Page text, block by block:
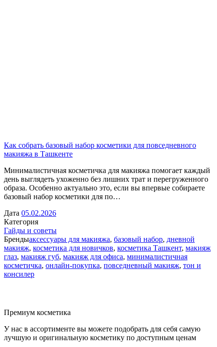
Как собрать базовый набор косметики для повседневного
макияжа в Ташкенте
Минималистичная косметичка для макияжа помогает каждый
день выглядеть ухоженно без лишних трат и перегруженного
образа. Особенно актуально это, если вы впервые собираете
базовый набор косметики для по…
Дата 05.02.2026
Категория
Гайды и советы
Брендыаксессуары для макияжа, базовый набор, дневной
макияж, косметика для новичков, косметика Ташкент, макияж
глаз, макияж губ, макияж для офиса, минималистичная
косметичка, онлайн-покупка, повседневный макияж, тон и
консилер
Премиум косметика
У нас в ассортименте вы можете подобрать для себя самую
лучшую и оригинальную косметику по доступным ценам